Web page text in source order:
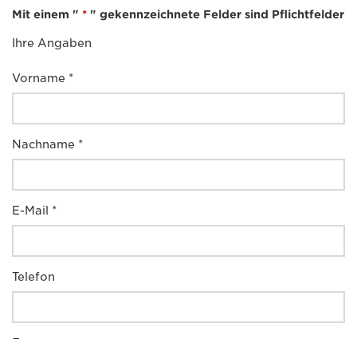
Mit einem " * " gekennzeichnete Felder sind Pflichtfelder
Ihre Angaben
Vorname *
Nachname *
E-Mail *
Telefon